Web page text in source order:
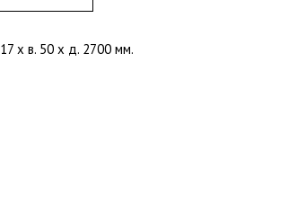
х в. 50 х д. 2700 мм.